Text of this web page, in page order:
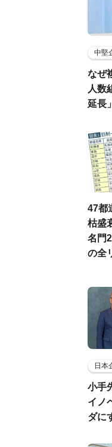
中堅
なぜ
人数
延長
47都
枯盛
名門
の全
日本
小手
イノ
ダに